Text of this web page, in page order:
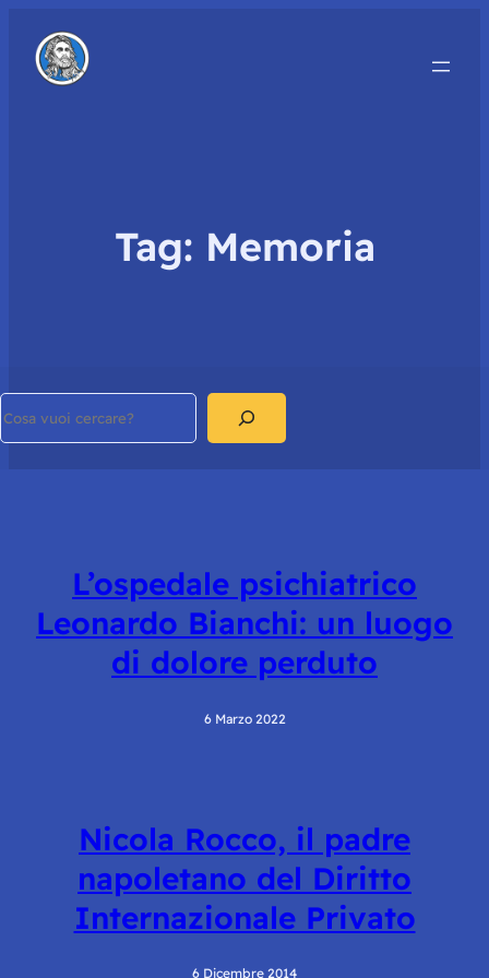
Tag: Memoria
L’ospedale psichiatrico
Leonardo Bianchi: un luogo
di dolore perduto
6 Marzo 2022
Nicola Rocco, il padre
napoletano del Diritto
Internazionale Privato
6 Dicembre 2014